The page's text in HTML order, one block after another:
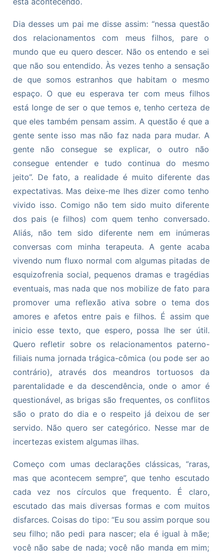
Dia desses um pai me disse assim: “nessa questão
dos relacionamentos com meus filhos, pare o
mundo que eu quero descer. Não os entendo e sei
que não sou entendido. Às vezes tenho a sensação
de que somos estranhos que habitam o mesmo
espaço. O que eu esperava ter com meus filhos
está longe de ser o que temos e, tenho certeza de
que eles também pensam assim. A questão é que a
gente sente isso mas não faz nada para mudar. A
gente não consegue se explicar, o outro não
consegue entender e tudo continua do mesmo
jeito”. De fato, a realidade é muito diferente das
expectativas. Mas deixe-me lhes dizer como tenho
vivido isso. Comigo não tem sido muito diferente
dos pais (e filhos) com quem tenho conversado.
Aliás, não tem sido diferente nem em inúmeras
conversas com minha terapeuta. A gente acaba
vivendo num fluxo normal com algumas pitadas de
esquizofrenia social, pequenos dramas e tragédias
eventuais, mas nada que nos mobilize de fato para
promover uma reflexão ativa sobre o tema dos
amores e afetos entre pais e filhos. É assim que
inicio esse texto, que espero, possa lhe ser útil.
Quero refletir sobre os relacionamentos paterno-
filiais numa jornada trágica-cômica (ou pode ser ao
contrário), através dos meandros tortuosos da
parentalidade e da descendência, onde o amor é
questionável, as brigas são frequentes, os conflitos
são o prato do dia e o respeito já deixou de ser
servido. Não quero ser categórico. Nesse mar de
incertezas existem algumas ilhas.
Começo com umas declarações clássicas, “raras,
mas que acontecem sempre”, que tenho escutado
cada vez nos círculos que frequento. É claro,
escutado das mais diversas formas e com muitos
disfarces. Coisas do tipo: “Eu sou assim porque sou
seu filho; não pedi para nascer; ela é igual à mãe;
você não sabe de nada; você não manda em mim;